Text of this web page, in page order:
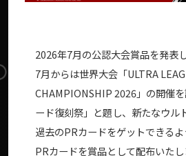
2026年7月の公認大会賞品を発表し
7月からは世界大会「ULTRA
CHAMPIONSHIP 2026」の開催
ード復刻祭」と題し、新たなウル
過去のPRカードをゲットできる
PRカードを賞品として配布いたし